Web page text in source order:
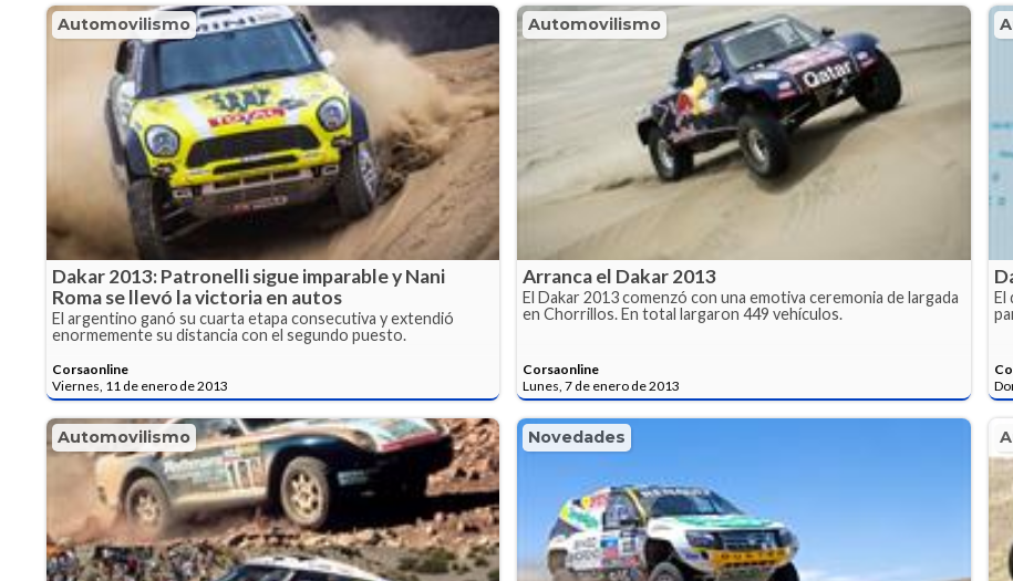
Automovilismo
Dakar 2013: Patronelli sigue imparable y Nani
Roma se llevó la victoria en autos
El argentino ganó su cuarta etapa consecutiva y extendió
enormemente su distancia con el segundo puesto.
Corsaonline
Viernes, 11 de enero de 2013
Automovilismo
Arranca el Dakar 2013
El Dakar 2013 comenzó con una emotiva ceremonia de largada
en Chorrillos. En total largaron 449 vehículos.
Corsaonline
Lunes, 7 de enero de 2013
El
Automovilismo Novedades